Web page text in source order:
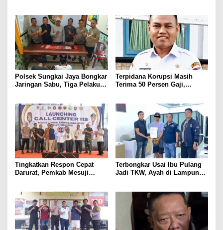
2025
Berlarut
Polsek Sungkai Jaya Bongkar
Jaringan Sabu, Tiga Pelaku
Terpidana Korupsi Masih
Terima 50 Persen Gaji,
Tingkatkan Respon Cepat
Darurat, Pemkab Mesuji
Terbongkar Usai Ibu Pulang
Jadi TKW, Ayah di Lampung
Tahun, Nyaris Diamuk Massa